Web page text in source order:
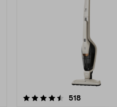
518
4.0 av 5 stjärnor